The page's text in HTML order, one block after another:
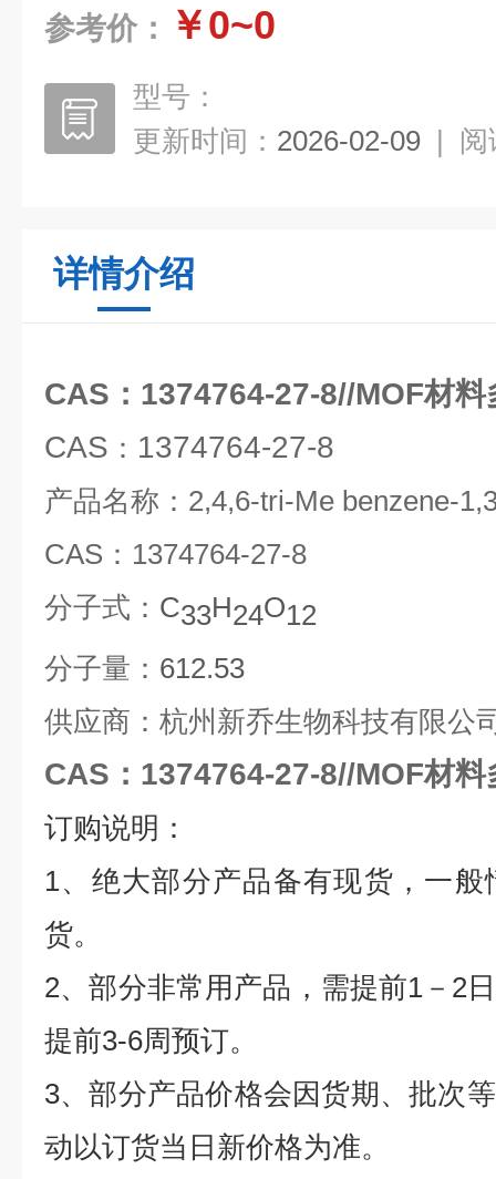
参考价： ￥0~0
型号：
更新时间： 2026-02-09 | 阅
详情介绍
CAS：1374764-27-8//MOF材料
CAS ： 1374764-27-8
产品名称： 2,4,6-tri-Me benzene-1,
CAS ： 1374764-27-8
分子式： C33H24O12
分子量： 612.53
供应商：杭州新乔生物科技有限公
CAS：1374764-27-8//MOF材料
订购说明：
1、绝大部分产品备有现货，一
货。
2、部分非常用产品，需提前1 － 2
提前3-6周预订。
3、部分产品价格会因货期、批次
动以订货当日新价格为准。